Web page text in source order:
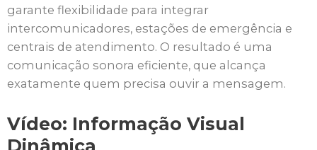
garante flexibilidade para integrar
intercomunicadores, estações de emergência e
centrais de atendimento. O resultado é uma
comunicação sonora eficiente, que alcança
exatamente quem precisa ouvir a mensagem.
Vídeo: Informação Visual